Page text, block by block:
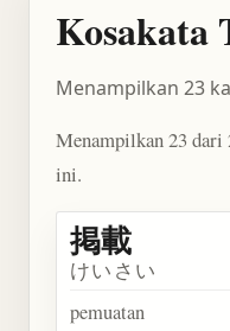
Kosakata
Menampilkan 23
Menampilkan 23 dari
ini.
掲載
けいさい
pemuatan